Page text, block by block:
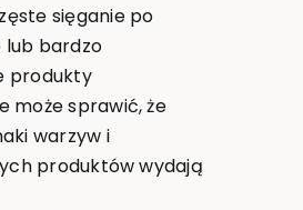
sięganie po
lub bardzo
produkty
może sprawić, że
warzyw i
produktów wydają